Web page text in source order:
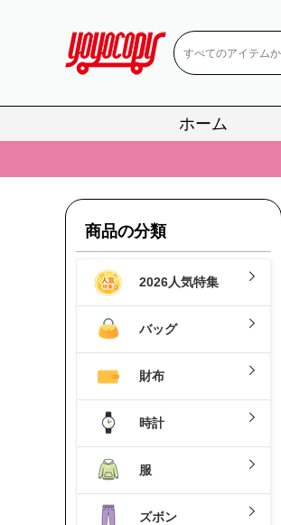
ホーム
商品の分類
2026人気特集
バッグ
財布
時計
服
ズボン